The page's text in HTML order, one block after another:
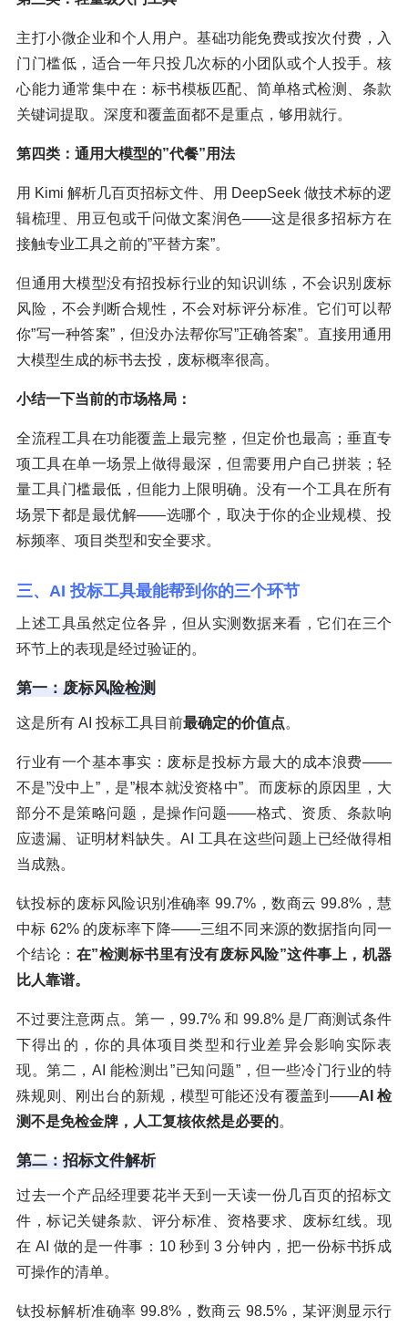
主打小微企业和个人用户。基础功能免费或按次付费，入
门门槛低，适合一年只投几次标的小团队或个人投手。核
心能力通常集中在：标书模板匹配、简单格式检测、条款
关键词提取。深度和覆盖面都不是重点，够用就行。
第四类：通用大模型的”代餐”用法
用 Kimi 解析几百页招标文件、用 DeepSeek 做技术标的逻
辑梳理、用豆包或千问做文案润色——这是很多招标方在
接触专业工具之前的”平替方案”。
但通用大模型没有招投标行业的知识训练，不会识别废标
风险，不会判断合规性，不会对标评分标准。它们可以帮
你”写一种答案”，但没办法帮你写”正确答案”。直接用通用
大模型生成的标书去投，废标概率很高。
小结一下当前的市场格局：
全流程工具在功能覆盖上最完整，但定价也最高；垂直专
项工具在单一场景上做得最深，但需要用户自己拼装；轻
量工具门槛最低，但能力上限明确。没有一个工具在所有
场景下都是最优解——选哪个，取决于你的企业规模、投
标频率、项目类型和安全要求。
三、AI 投标工具最能帮到你的三个环节
上述工具虽然定位各异，但从实测数据来看，它们在三个
环节上的表现是经过验证的。
第一：废标风险检测
这是所有 AI 投标工具目前最确定的价值点。
行业有一个基本事实：废标是投标方最大的成本浪费——
不是”没中上”，是”根本就没资格中”。而废标的原因里，大
部分不是策略问题，是操作问题——格式、资质、条款响
应遗漏、证明材料缺失。AI 工具在这些问题上已经做得相
当成熟。
钛投标的废标风险识别准确率 99.7%，数商云 99.8%，慧
中标 62% 的废标率下降——三组不同来源的数据指向同一
个结论： 在”检测标书里有没有废标风险”这件事上，机器
比人靠谱。
不过要注意两点。第一，99.7% 和 99.8% 是厂商测试条件
下得出的，你的具体项目类型和行业差异会影响实际表
现。第二，AI 能检测出”已知问题”，但一些冷门行业的特
殊规则、刚出台的新规，模型可能还没有覆盖到——AI 检
测不是免检金牌，人工复核依然是必要的。
第二：招标文件解析
过去一个产品经理要花半天到一天读一份几百页的招标文
件，标记关键条款、评分标准、资格要求、废标红线。现
在 AI 做的是一件事：10 秒到 3 分钟内，把一份标书拆成
可操作的清单。
钛投标解析准确率 99.8%，数商云 98.5%，某评测显示行